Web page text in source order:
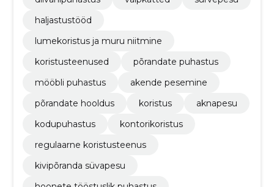
haljastustööd
lumekoristus ja muru niitmine
koristusteenused
põrandate puhastus
mööbli puhastus
akende pesemine
põrandate hooldus
koristus
aknapesu
kodupuhastus
kontorikoristus
regulaarne koristusteenus
kivipõranda süvapesu